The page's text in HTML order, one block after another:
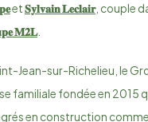
et𝐒𝐲𝐥𝐯𝐚𝐢𝐧 𝐋𝐞𝐜𝐥𝐚𝐢𝐫, couple
𝐌𝟐𝐋.
Jean-sur-Richelieu, le
familiale fondée en 2015
en construction